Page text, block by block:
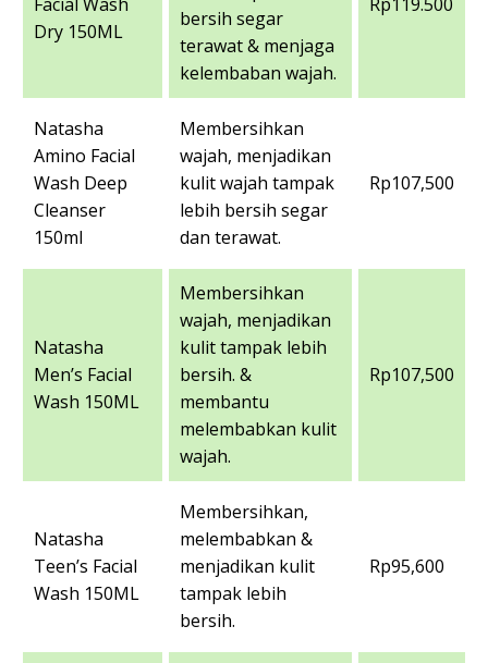
Dry 150ML
bersih segar
terawat & menjaga
kelembaban wajah.
Natasha
Amino Facial
Wash Deep
Cleanser
150ml
Membersihkan
wajah, menjadikan
kulit wajah tampak
lebih bersih segar
dan terawat.
Rp107,500
Natasha
Men’s Facial
Wash 150ML
Membersihkan
wajah, menjadikan
kulit tampak lebih
bersih. &
membantu
melembabkan kulit
wajah.
Rp107,500
Natasha
Teen’s Facial
Wash 150ML
Membersihkan,
melembabkan &
menjadikan kulit
tampak lebih
bersih.
Rp95,600